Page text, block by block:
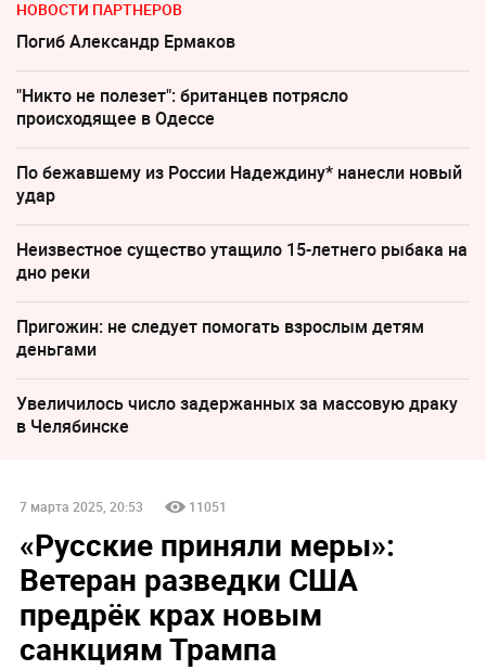
НОВОСТИ ПАРТНЕРОВ
Погиб Александр Ермаков
"Никто не полезет": британцев потрясло
происходящее в Одессе
По бежавшему из России Надеждину* нанесли новый
удар
Неизвестное существо утащило 15-летнего рыбака на
дно реки
Пригожин: не следует помогать взрослым детям
деньгами
Увеличилось число задержанных за массовую драку
в Челябинске
7 марта 2025, 20:53 11051
«Русские приняли меры»:
Ветеран разведки США
предрёк крах новым
санкциям Трампа